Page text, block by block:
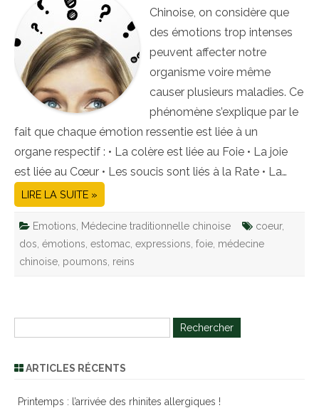
Chinoise, on considère que
des émotions trop intenses
peuvent affecter notre
organisme voire même
causer plusieurs maladies. Ce
phénomène s’explique par le
fait que chaque émotion ressentie est liée à un
organe respectif : • La colère est liée au Foie • La joie
est liée au Cœur • Les soucis sont liés à la Rate • La…
LIRE LA SUITE »
Emotions Médecine traditionnelle chinoise coeur,
dos émotions estomac expressions foie médecine
chinoise poumons reins
ARTICLES RÉCENTS
Printemps : l’arrivée des rhinites allergiques !